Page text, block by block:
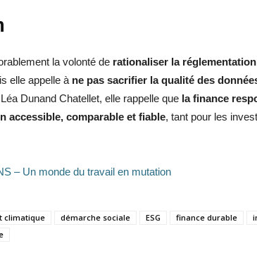
la volonté de rationaliser la
elle appelle à ne pas sacrifier la qualité des
Dunand Chatellet, elle rappelle que la finance
accessible, comparable et fiable, tant pour les
– Un monde du travail en mutation
climatique démarche sociale ESG finance durable